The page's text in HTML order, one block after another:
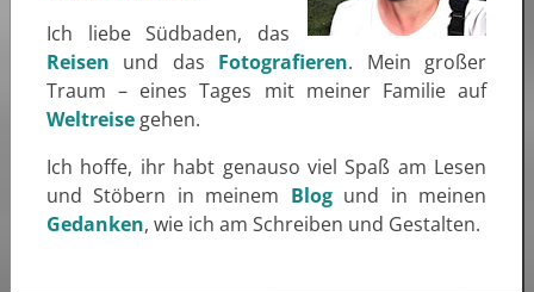
Ich liebe Südbaden, das
Reisen und das Fotografieren. Mein großer
Traum – eines Tages mit meiner Familie auf
Weltreise gehen.
Ich hoffe, ihr habt genauso viel Spaß am Lesen
und Stöbern in meinem Blog und in meinen
Gedanken, wie ich am Schreiben und Gestalten.